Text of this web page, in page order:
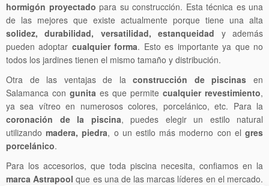
hormigón proyectado para su construcción. Esta técnica es una
de las mejores que existe actualmente porque tiene una alta
solidez, durabilidad, versatilidad, estanqueidad y además
pueden adoptar cualquier forma. Esto es importante ya que no
todos los jardines tienen el mismo tamaño y distribución.
Otra de las ventajas de laconstrucción de piscinas en
Salamanca con gunita es que permite cualquier revestimiento,
ya sea vítreo en numerosos colores, porcelánico, etc. Para la
coronación de la piscina, puedes elegir un estilo natural
utilizandomadera, piedra, o un estilo más moderno con el gres
porcelánico.
Para los accesorios, que toda piscina necesita, confiamos en la
marca Astrapool que es una de las marcas líderes en el mercado.